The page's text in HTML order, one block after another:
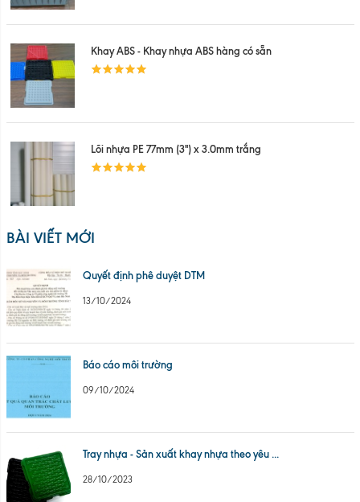
Khay ABS - Khay nhựa ABS hàng có sẵn
Lõi nhựa PE 77mm (3'') x 3.0mm trắng
BÀI VIẾT MỚI
Quyết định phê duyệt DTM
13/10/2024
Báo cáo môi trường
09/10/2024
Tray nhựa - Sản xuất khay nhựa theo yêu ...
28/10/2023